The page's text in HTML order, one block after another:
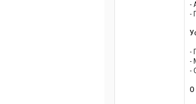
-
-
-
-
-
О